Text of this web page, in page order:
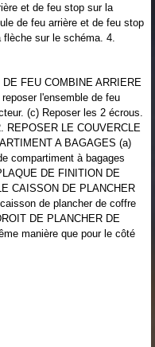
et de feu stop sur la
de feu arrière et de feu stop
sur le schéma. 4.
FEU COMBINE ARRIERE
l'ensemble de feu
(c) Reposer les 2 écrous.
REPOSER LE COUVERCLE
A BAGAGES (a)
compartiment à bagages
DE FINITION DE
CAISSON DE PLANCHER
de plancher de coffre
DE PLANCHER DE
manière que pour le côté